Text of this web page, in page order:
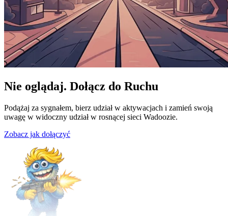
Nie oglądaj. Dołącz do Ruchu
Podążaj za sygnałem, bierz udział w aktywacjach i zamień swoją
uwagę w widoczny udział w rosnącej sieci Wadoozie.
Zobacz jak dołączyć